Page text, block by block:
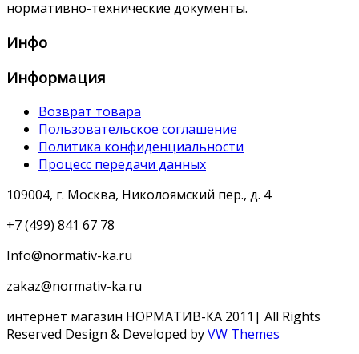
нормативно-технические документы.
Инфо
Информация
Возврат товара
Пользовательское соглашение
Политика конфиденциальности
Процесс передачи данных
109004, г. Москва, Николоямский пер., д. 4
+7 (499) 841 67 78
Info@normativ-ka.ru
zakaz@normativ-ka.ru
интернет магазин НОРМАТИВ-КА 2011| All Rights
Reserved Design & Developed byVW Themes